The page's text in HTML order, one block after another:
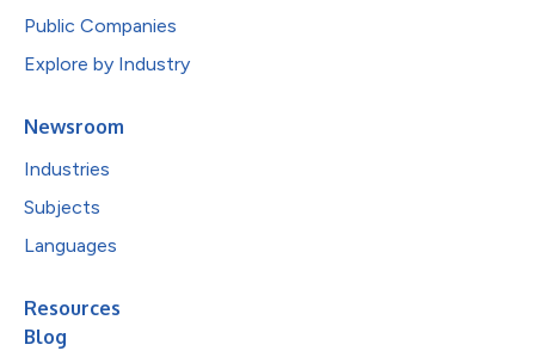
Public Companies
Explore by Industry
Newsroom
Industries
Subjects
Languages
Resources
Blog